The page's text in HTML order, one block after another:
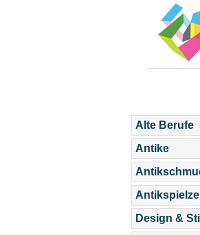
Alte Berufe
Antike
Design & Stil